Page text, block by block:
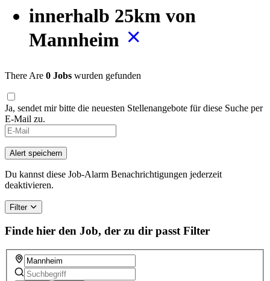
innerhalb 25km von
Mannheim
There Are 0 Jobs wurden gefunden
Ja, sendet mir bitte die neuesten Stellenangebote für diese Suche per
E-Mail zu.
Alert speichern
Du kannst diese Job-Alarm Benachrichtigungen jederzeit
deaktivieren.
Filter
Finde hier den Job, der zu dir passt Filter